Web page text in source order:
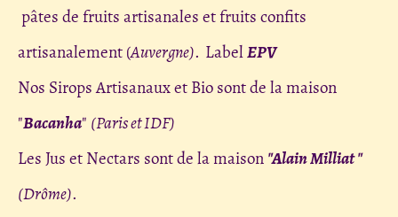
pâtes de fruits artisanales et fruits confits
artisanalement (Auvergne). LabelEPV
Nos Sirops Artisanaux et Bio sont de la maison
"Bacanha" (Paris et IDF)
Les Jus et Nectars sont de la maison"Alain Milliat "
(Drôme).